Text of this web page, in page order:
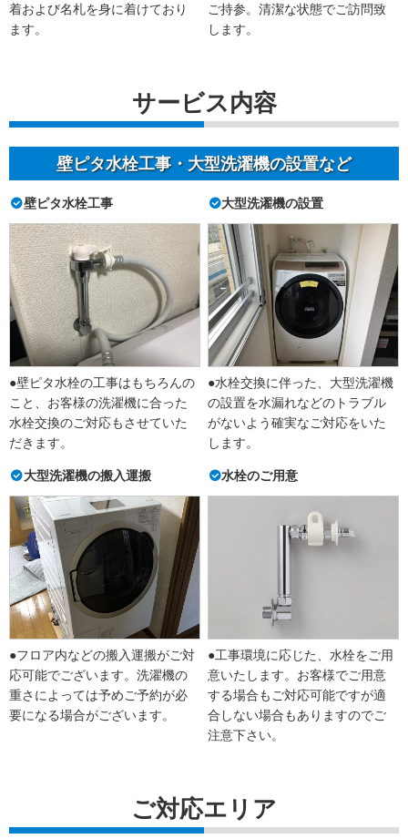
着および名札を身に着けており
ます。
ご持参。清潔な状態でご訪問致
します。
サービス内容
壁ピタ水栓工事・大型洗濯機の設置など
壁ピタ水栓工事
●壁ピタ水栓の工事はもちろんの
こと、お客様の洗濯機に合った
水栓交換のご対応もさせていた
だきます。
大型洗濯機の設置
●水栓交換に伴った、大型洗濯機
の設置を水漏れなどのトラブル
がないよう確実なご対応をいた
します。
大型洗濯機の搬入運搬
●フロア内などの搬入運搬がご対
応可能でございます。洗濯機の
重さによっては予めご予約が必
要になる場合がございます。
水栓のご用意
●工事環境に応じた、水栓をご用
意いたします。お客様でご用意
する場合もご対応可能ですが適
合しない場合もありますのでご
注意下さい。
ご対応エリア